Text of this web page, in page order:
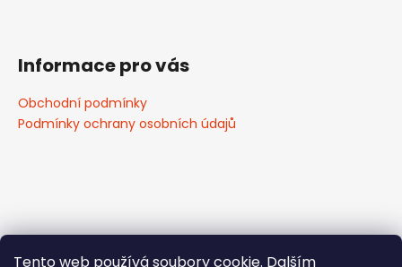
Tento web používá soubory cookie. Dalším
Informace pro vás
Obchodní podmínky
Podmínky ochrany osobních údajů